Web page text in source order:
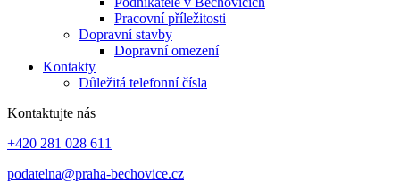
Pracovní příležitosti
Dopravní stavby
Dopravní omezení
Kontakty
Důležitá telefonní čísla
Kontaktujte nás
+420 281 028 611
podatelna@praha-bechovice.cz